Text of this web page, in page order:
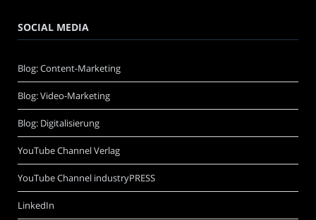
SOCIAL MEDIA
Blog: Content-Marketing
Blog: Video-Marketing
Blog: Digitalisierung
YouTube Channel Verlag
YouTube Channel industryPRESS
LinkedIn